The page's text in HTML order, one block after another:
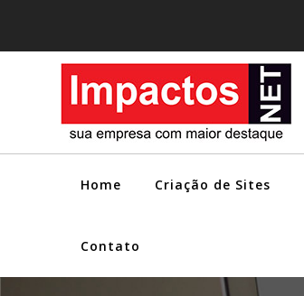
Home Criação de Sites
Contato